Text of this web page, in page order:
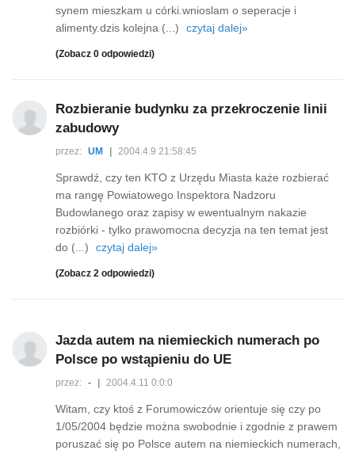
synem mieszkam u córki.wnioslam o seperacje i
alimenty.dzis kolejna (...)
czytaj dalej»
(Zobacz 0 odpowiedzi)
Rozbieranie budynku za przekroczenie linii
zabudowy
przez: UM 2004.4.9 21:58:45
Sprawdź, czy ten KTO z Urzędu Miasta każe rozbierać
ma rangę Powiatowego Inspektora Nadzoru
Budowlanego oraz zapisy w ewentualnym nakazie
rozbiórki - tylko prawomocna decyzja na ten temat jest
do (...)
czytaj dalej»
(Zobacz 2 odpowiedzi)
Jazda autem na niemieckich numerach po
Polsce po wstąpieniu do UE
przez: - 2004.4.11 0:0:0
Witam, czy ktoś z Forumowiczów orientuje się czy po
1/05/2004 będzie można swobodnie i zgodnie z prawem
poruszać się po Polsce autem na niemieckich numerach,